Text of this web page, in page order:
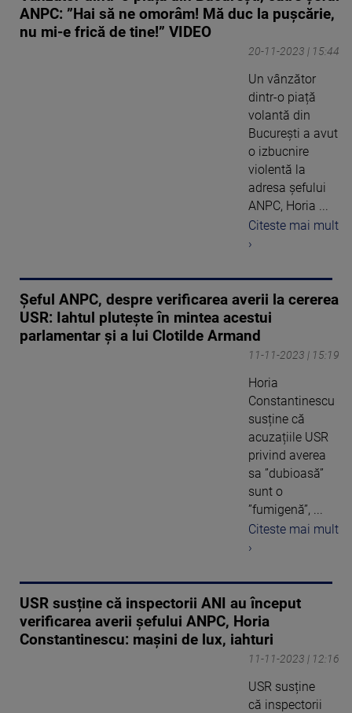
ANPC: ”Hai să ne omorâm! Mă duc la pușcărie,
nu mi-e frică de tine!” VIDEO
20-11-2023 | 15:44
Un vânzător
dintr-o piață
volantă din
București a avut
o izbucnire
violentă la
adresa șefului
ANPC, Horia ...
Citeste mai mult
›
Șeful ANPC, despre verificarea averii la cererea
USR: Iahtul plutește în mintea acestui
parlamentar și a lui Clotilde Armand
11-11-2023 | 15:19
Horia
Constantinescu
susține că
acuzațiile USR
privind averea
sa ”dubioasă”
sunt o
”fumigenă”, ...
Citeste mai mult
›
USR susține că inspectorii ANI au început
verificarea averii șefului ANPC, Horia
Constantinescu: mașini de lux, iahturi
11-11-2023 | 12:16
USR susține
că inspectorii